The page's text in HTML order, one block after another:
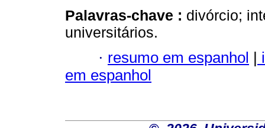
Palavras-chave : divórcio;
universitários.
· resumo em espanhol |
em espanhol